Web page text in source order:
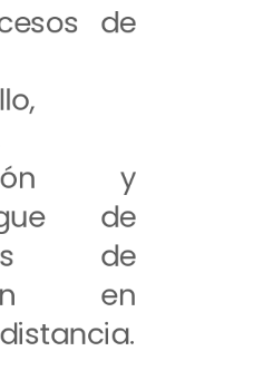
de
y
de
de
en